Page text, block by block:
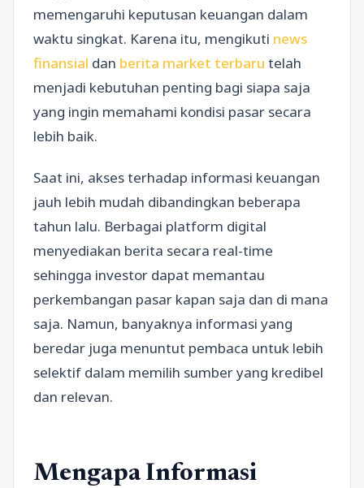
memengaruhi keputusan keuangan dalam
waktu singkat. Karena itu, mengikuti news
finansial dan berita market terbaru telah
menjadi kebutuhan penting bagi siapa saja
yang ingin memahami kondisi pasar secara
lebih baik.
Saat ini, akses terhadap informasi keuangan
jauh lebih mudah dibandingkan beberapa
tahun lalu. Berbagai platform digital
menyediakan berita secara real-time
sehingga investor dapat memantau
perkembangan pasar kapan saja dan di mana
saja. Namun, banyaknya informasi yang
beredar juga menuntut pembaca untuk lebih
selektif dalam memilih sumber yang kredibel
dan relevan.
Mengapa Informasi